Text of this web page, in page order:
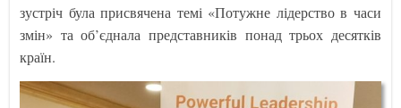
зустріч була присвячена темі «Потужне лідерство в часи
змін» та об’єднала представників понад трьох десятків
країн.